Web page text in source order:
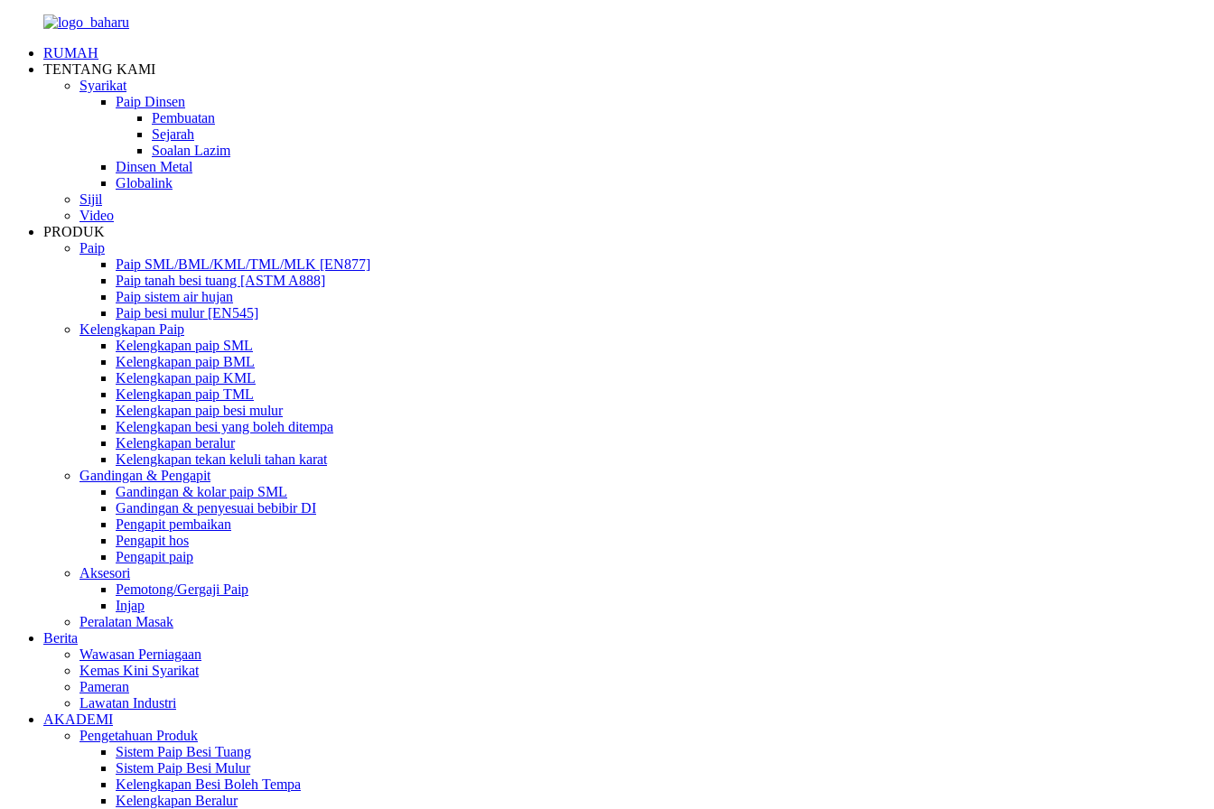
RUMAH
TENTANG KAMI
Syarikat
Paip Dinsen
Pembuatan
Sejarah
Soalan Lazim
Dinsen Metal
Globalink
Sijil
Video
PRODUK
Paip
Paip SML/BML/KML/TML/MLK [EN877]
Paip tanah besi tuang [ASTM A888]
Paip sistem air hujan
Paip besi mulur [EN545]
Kelengkapan Paip
Kelengkapan paip SML
Kelengkapan paip BML
Kelengkapan paip KML
Kelengkapan paip TML
Kelengkapan paip besi mulur
Kelengkapan besi yang boleh ditempa
Kelengkapan beralur
Kelengkapan tekan keluli tahan karat
Gandingan & Pengapit
Gandingan & kolar paip SML
Gandingan & penyesuai bebibir DI
Pengapit pembaikan
Pengapit hos
Pengapit paip
Aksesori
Pemotong/Gergaji Paip
Injap
Peralatan Masak
Berita
Wawasan Perniagaan
Kemas Kini Syarikat
Pameran
Lawatan Industri
AKADEMI
Pengetahuan Produk
Sistem Paip Besi Tuang
Sistem Paip Besi Mulur
Kelengkapan Besi Boleh Tempa
Kelengkapan Beralur